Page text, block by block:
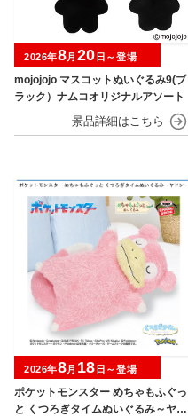
mojojojo マスコットぬいぐるみ9(ブ
ラック）ナムコオリジナルアソート
2026年8月 20 日～登場
ポケットモンスター めちゃもふぐっ
と くつろぎタイムぬいぐるみ～ヤド
2026年8月 18 日～登場